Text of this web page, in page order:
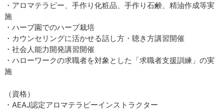
・アロマテラピー、手作り化粧品、手作り石鹸、精油作成等実
施
・ハーブ園でのハーブ栽培
・カウンセリングに活かせる話し方・聴き方講習開催
・社会人能力開発講習開催
・ハローワークの求職者を対象とした「求職者支援訓練」の実
施
​（資格）
・AEAJ認定アロマテラピーインストラクター